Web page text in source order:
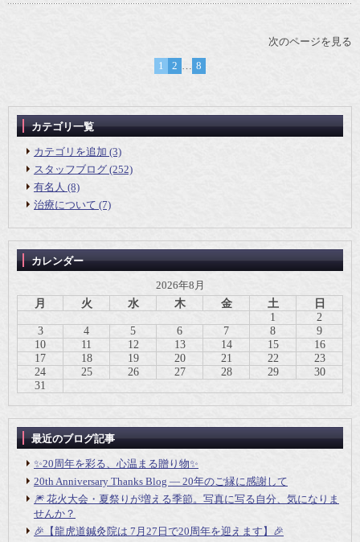
1 2 … 8
次のページを見る
カテゴリ一覧
カテゴリを追加 (3)
スタッフブログ (252)
有名人 (8)
治療について (7)
カレンダー
2026年8月
月
火 水 木 金 土
日
1
2
3
4 5 6 7 8
9
10
11 12 13 14 15
16
17
18 19 20 21 22
23
24
25 26 27 28 29
30
31
最近のブログ記事
✨20周年を彩る、心温まる贈り物✨
20th Anniversary Thanks Blog ― 20年のご縁に感謝して
🎆 花火大会・夏祭りが増える季節。写真に写る自分、気になりま
せんか？
🎉【龍虎道鍼灸院は 7月27日で20周年を迎えます】🎉